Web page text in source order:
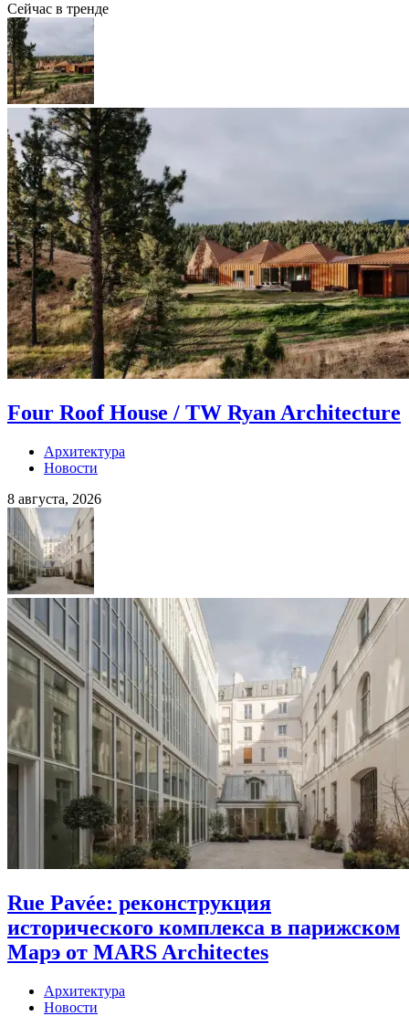
Сейчас в тренде
Four Roof House / TW Ryan Architecture
Архитектура
Новости
8 августа, 2026
Rue Pavée: реконструкция
исторического комплекса в парижском
Марэ от MARS Architectes
Архитектура
Новости